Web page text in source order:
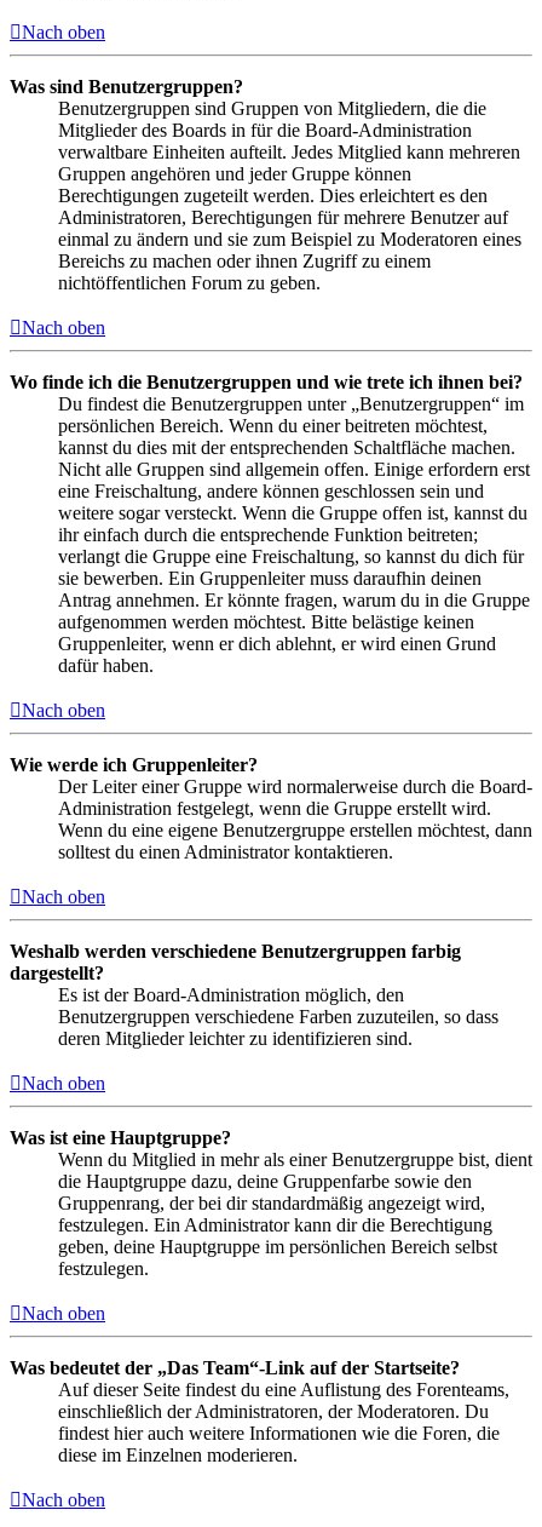
Nach oben
Was sind Benutzergruppen?
Benutzergruppen sind Gruppen von Mitgliedern, die die
Mitglieder des Boards in für die Board-Administration
verwaltbare Einheiten aufteilt. Jedes Mitglied kann mehreren
Gruppen angehören und jeder Gruppe können
Berechtigungen zugeteilt werden. Dies erleichtert es den
Administratoren, Berechtigungen für mehrere Benutzer auf
einmal zu ändern und sie zum Beispiel zu Moderatoren eines
Bereichs zu machen oder ihnen Zugriff zu einem
nichtöffentlichen Forum zu geben.
Nach oben
Wo finde ich die Benutzergruppen und wie trete ich ihnen bei?
Du findest die Benutzergruppen unter „Benutzergruppen“ im
persönlichen Bereich. Wenn du einer beitreten möchtest,
kannst du dies mit der entsprechenden Schaltfläche machen.
Nicht alle Gruppen sind allgemein offen. Einige erfordern erst
eine Freischaltung, andere können geschlossen sein und
weitere sogar versteckt. Wenn die Gruppe offen ist, kannst du
ihr einfach durch die entsprechende Funktion beitreten;
verlangt die Gruppe eine Freischaltung, so kannst du dich für
sie bewerben. Ein Gruppenleiter muss daraufhin deinen
Antrag annehmen. Er könnte fragen, warum du in die Gruppe
aufgenommen werden möchtest. Bitte belästige keinen
Gruppenleiter, wenn er dich ablehnt, er wird einen Grund
dafür haben.
Nach oben
Wie werde ich Gruppenleiter?
Der Leiter einer Gruppe wird normalerweise durch die Board-
Administration festgelegt, wenn die Gruppe erstellt wird.
Wenn du eine eigene Benutzergruppe erstellen möchtest, dann
solltest du einen Administrator kontaktieren.
Nach oben
Weshalb werden verschiedene Benutzergruppen farbig
dargestellt?
Es ist der Board-Administration möglich, den
Benutzergruppen verschiedene Farben zuzuteilen, so dass
deren Mitglieder leichter zu identifizieren sind.
Nach oben
Was ist eine Hauptgruppe?
Wenn du Mitglied in mehr als einer Benutzergruppe bist, dient
die Hauptgruppe dazu, deine Gruppenfarbe sowie den
Gruppenrang, der bei dir standardmäßig angezeigt wird,
festzulegen. Ein Administrator kann dir die Berechtigung
geben, deine Hauptgruppe im persönlichen Bereich selbst
festzulegen.
Nach oben
Was bedeutet der „Das Team“-Link auf der Startseite?
Auf dieser Seite findest du eine Auflistung des Forenteams,
einschließlich der Administratoren, der Moderatoren. Du
findest hier auch weitere Informationen wie die Foren, die
diese im Einzelnen moderieren.
Nach oben